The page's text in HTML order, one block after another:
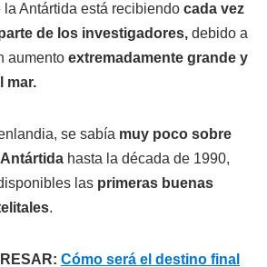
Antártida está recibiendo cada vez
de los investigadores, debido a
aumento extremadamente grande y
mar.
se sabía muy poco sobre
hasta la década de 1990,
las primeras buenas
.
Cómo será el destino final